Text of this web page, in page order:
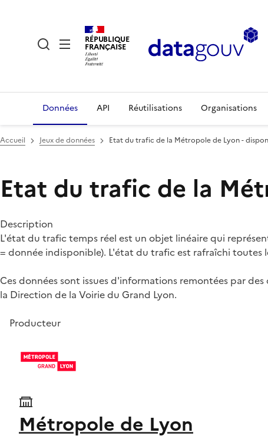
RÉPUBLIQUE
FRANÇAISE
Données API Réutilisations Organisations
Accueil Jeux de données Etat du trafic de la Métropole de Lyon -
Etat du trafic de la
Description
L'état du trafic temps réel est un objet linéaire qui
= donnée indisponible). L'état du trafic est rafraîchi toutes
Ces données sont issues d'informations remontées par
la Direction de la Voirie du Grand Lyon.
Producteur
Métropole de Lyon